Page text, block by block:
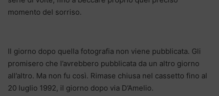
momento del sorriso.
Il giorno dopo quella fotografia non viene pubblicata. Gli
promisero che l’avrebbero pubblicata da un altro giorno
all’altro. Ma non fu così. Rimase chiusa nel cassetto fino al
20 luglio 1992, il giorno dopo via D’Amelio.